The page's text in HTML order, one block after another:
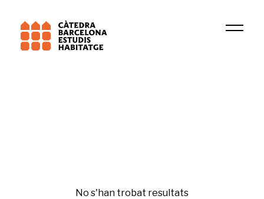
No s'han trobat resultats